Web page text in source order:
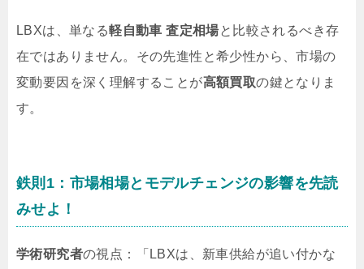
LBXは、単なる軽自動車 査定相場と比較されるべき存
在ではありません。その先進性と希少性から、市場の
変動要因を深く理解することが高額買取の鍵となりま
す。
鉄則1：市場相場とモデルチェンジの影響を先読
みせよ！
学術研究者の視点：「LBXは、新車供給が追い付かな